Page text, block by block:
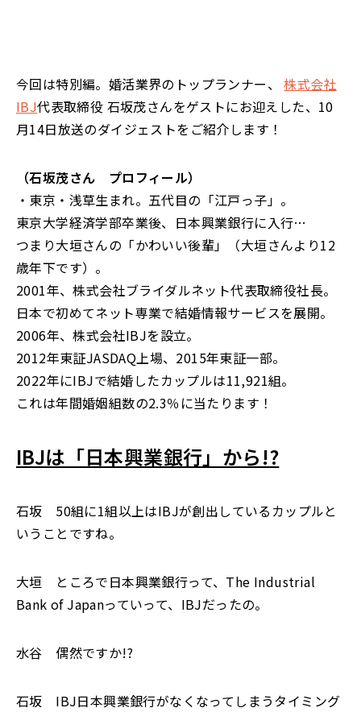
今回は特別編。婚活業界のトップランナー、株式会社
IBJ代表取締役 石坂茂さんをゲストにお迎えした、10
月14日放送のダイジェストをご紹介します！
（石坂茂さん プロフィール）
・東京・浅草生まれ。五代目の「江戸っ子」。
東京大学経済学部卒業後、日本興業銀行に入行…
つまり大垣さんの「かわいい後輩」（大垣さんより12
歳年下です）。
2001年、株式会社ブライダルネット代表取締役社長。
日本で初めてネット専業で結婚情報サービスを展開。
2006年、株式会社IBJを設立。
2012年東証JASDAQ上場、2015年東証一部。
2022年にIBJで結婚したカップルは11,921組。
これは年間婚姻組数の2.3％に当たります！
IBJは「日本興業銀行」から!?
石坂 50組に1組以上はIBJが創出しているカップルと
いうことですね。
大垣 ところで日本興業銀行って、The Industrial
Bank of Japanっていって、IBJだったの。
水谷 偶然ですか!?
石坂 IBJ日本興業銀行がなくなってしまうタイミング